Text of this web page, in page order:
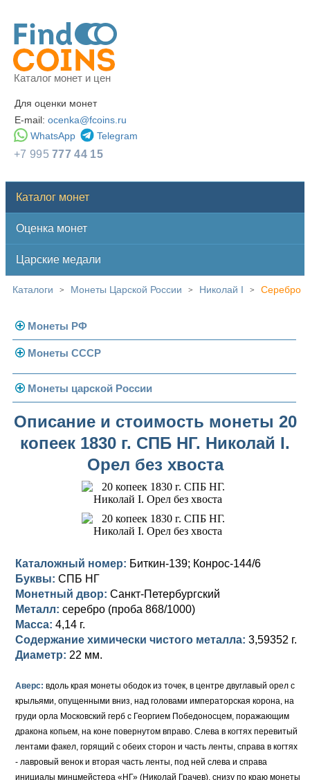
Каталог монет и цен
Для оценки монет
E-mail: ocenka@fcoins.ru
WhatsApp
Telegram
+7 995777 44 15
Каталог монет
Оценка монет
Царские медали
Каталоги > Монеты Царской России > Николай I > Серебро
Монеты РФ
Современная Россия
Монеты 1991-1993 гг.
Монеты СССР
Погодовка СССР
Монеты 1958 года
Золотые червонцы
Памятные и юбилейные
Монеты царской России
Николай II (1894-1917)
Золото
Германская оккупация
Для Финляндии
Памятные и донативные
Александр III (1881-1894)
Для Финляндии
Памятные и донативные
Александр II (1855-1881)
Медь
Для Финляндии
Памятные и донативные
Николай I (1825-1855)
Платина, золото
Серебро
Для Грузии
Русско-Польские
Памятные и донативные
Александр I (1801-1825)
Золото
Серебро
Медь
Для Грузии
Павел I (1796-1801)
Серебро
Медь
Екатерина II (1762-1796)
Золото
Серебро
Сибирские монеты
Для Молдавии и Валахии
Таврические монеты
Петр III (1762)
Елизавета I (1741-1762)
Серебро
Медь
Для Пруссии
Анна Иоанновна (1730-1740)
Петр II (1727-1730)
Екатерина I (1725-1727)
Описание и стоимость монеты 20
копеек 1830 г. СПБ НГ. Николай I.
Орел без хвоста
Каталожный номер: Биткин-139; Конрос-144/6
Буквы: СПБ НГ
Монетный двор: Санкт-Петербургский
Металл: серебро (проба 868/1000)
Масса: 4,14 г.
Содержание химически чистого металла: 3,59352 г.
Диаметр: 22 мм.
Аверс: вдоль края монеты ободок из точек, в центре двуглавый орел с
крыльями, опущенными вниз, над головами императорская корона, на
груди орла Московский герб с Георгием Победоносцем, поражающим
дракона копьем, на коне повернутом вправо. Слева в когтях перевитый
лентами факел, горящий с обеих сторон и часть ленты, справа в когтях
- лавровый венок и вторая часть ленты, под ней слева и справа
инициалы минцмейстера «НГ» (Николай Грачев), снизу по краю монеты